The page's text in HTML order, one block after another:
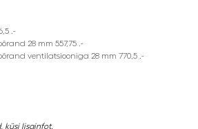
.-
28 mm 557,75 .-
ventilatsiooniga 28 mm 770,5 .-
küsi lisainfot.